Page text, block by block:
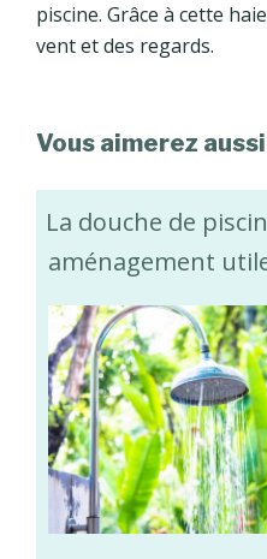
piscine. Grâce à cette
vent et des regards.
Vous aimerez
La douche de
aménagement